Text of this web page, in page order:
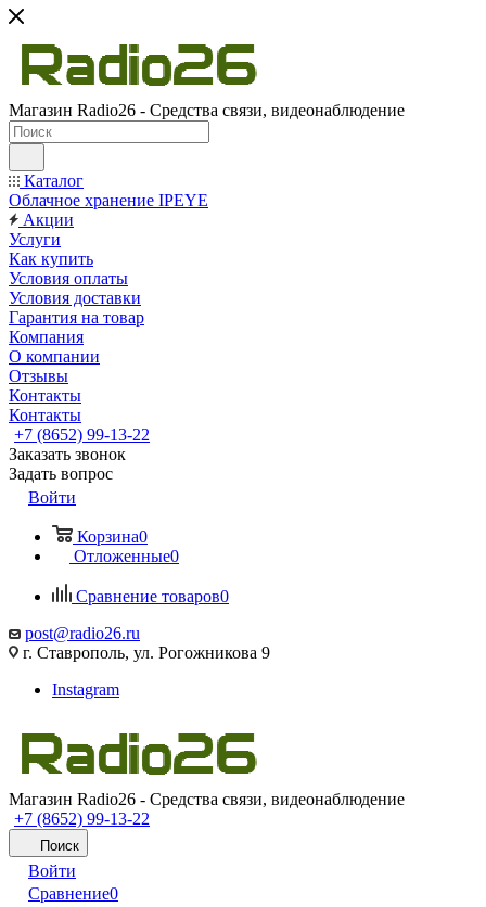
Магазин Radio26 - Средства связи, видеонаблюдение
Каталог
Облачное хранение IPEYE
Акции
Услуги
Как купить
Условия оплаты
Условия доставки
Гарантия на товар
Компания
О компании
Отзывы
Контакты
Контакты
+7 (8652) 99-13-22
Заказать звонок
Задать вопрос
Войти
Корзина0
Отложенные0
Сравнение товаров0
post@radio26.ru
г. Ставрополь, ул. Рогожникова 9
Instagram
Магазин Radio26 - Средства связи, видеонаблюдение
+7 (8652) 99-13-22
Поиск
Войти
Сравнение0